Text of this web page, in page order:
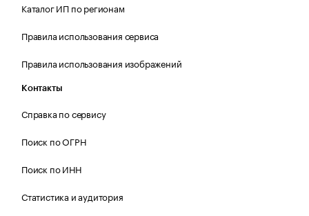
Каталог ИП по регионам
Правила использования сервиса
Правила использования изображений
Контакты
Справка по сервису
Поиск по ОГРН
Поиск по ИНН
Статистика и аудитория